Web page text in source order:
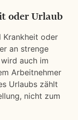
oder Urlaub
Krankheit oder
an strenge
auch im
Arbeitnehmer
Urlaubs zählt
nicht zum